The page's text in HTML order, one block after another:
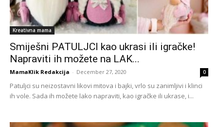
Kreativna mama
Smiješni PATULJCI kao ukrasi ili igračke!
Napraviti ih možete na LAK...
MamaKlik Redakcija - December 27, 2020 0
Patuljci su neizostavni likovi mitova i bajki, vrlo su zanimljivi i klinci
ih vole. Sada ih možete lako napraviti, kao igračke ili ukrase, i...